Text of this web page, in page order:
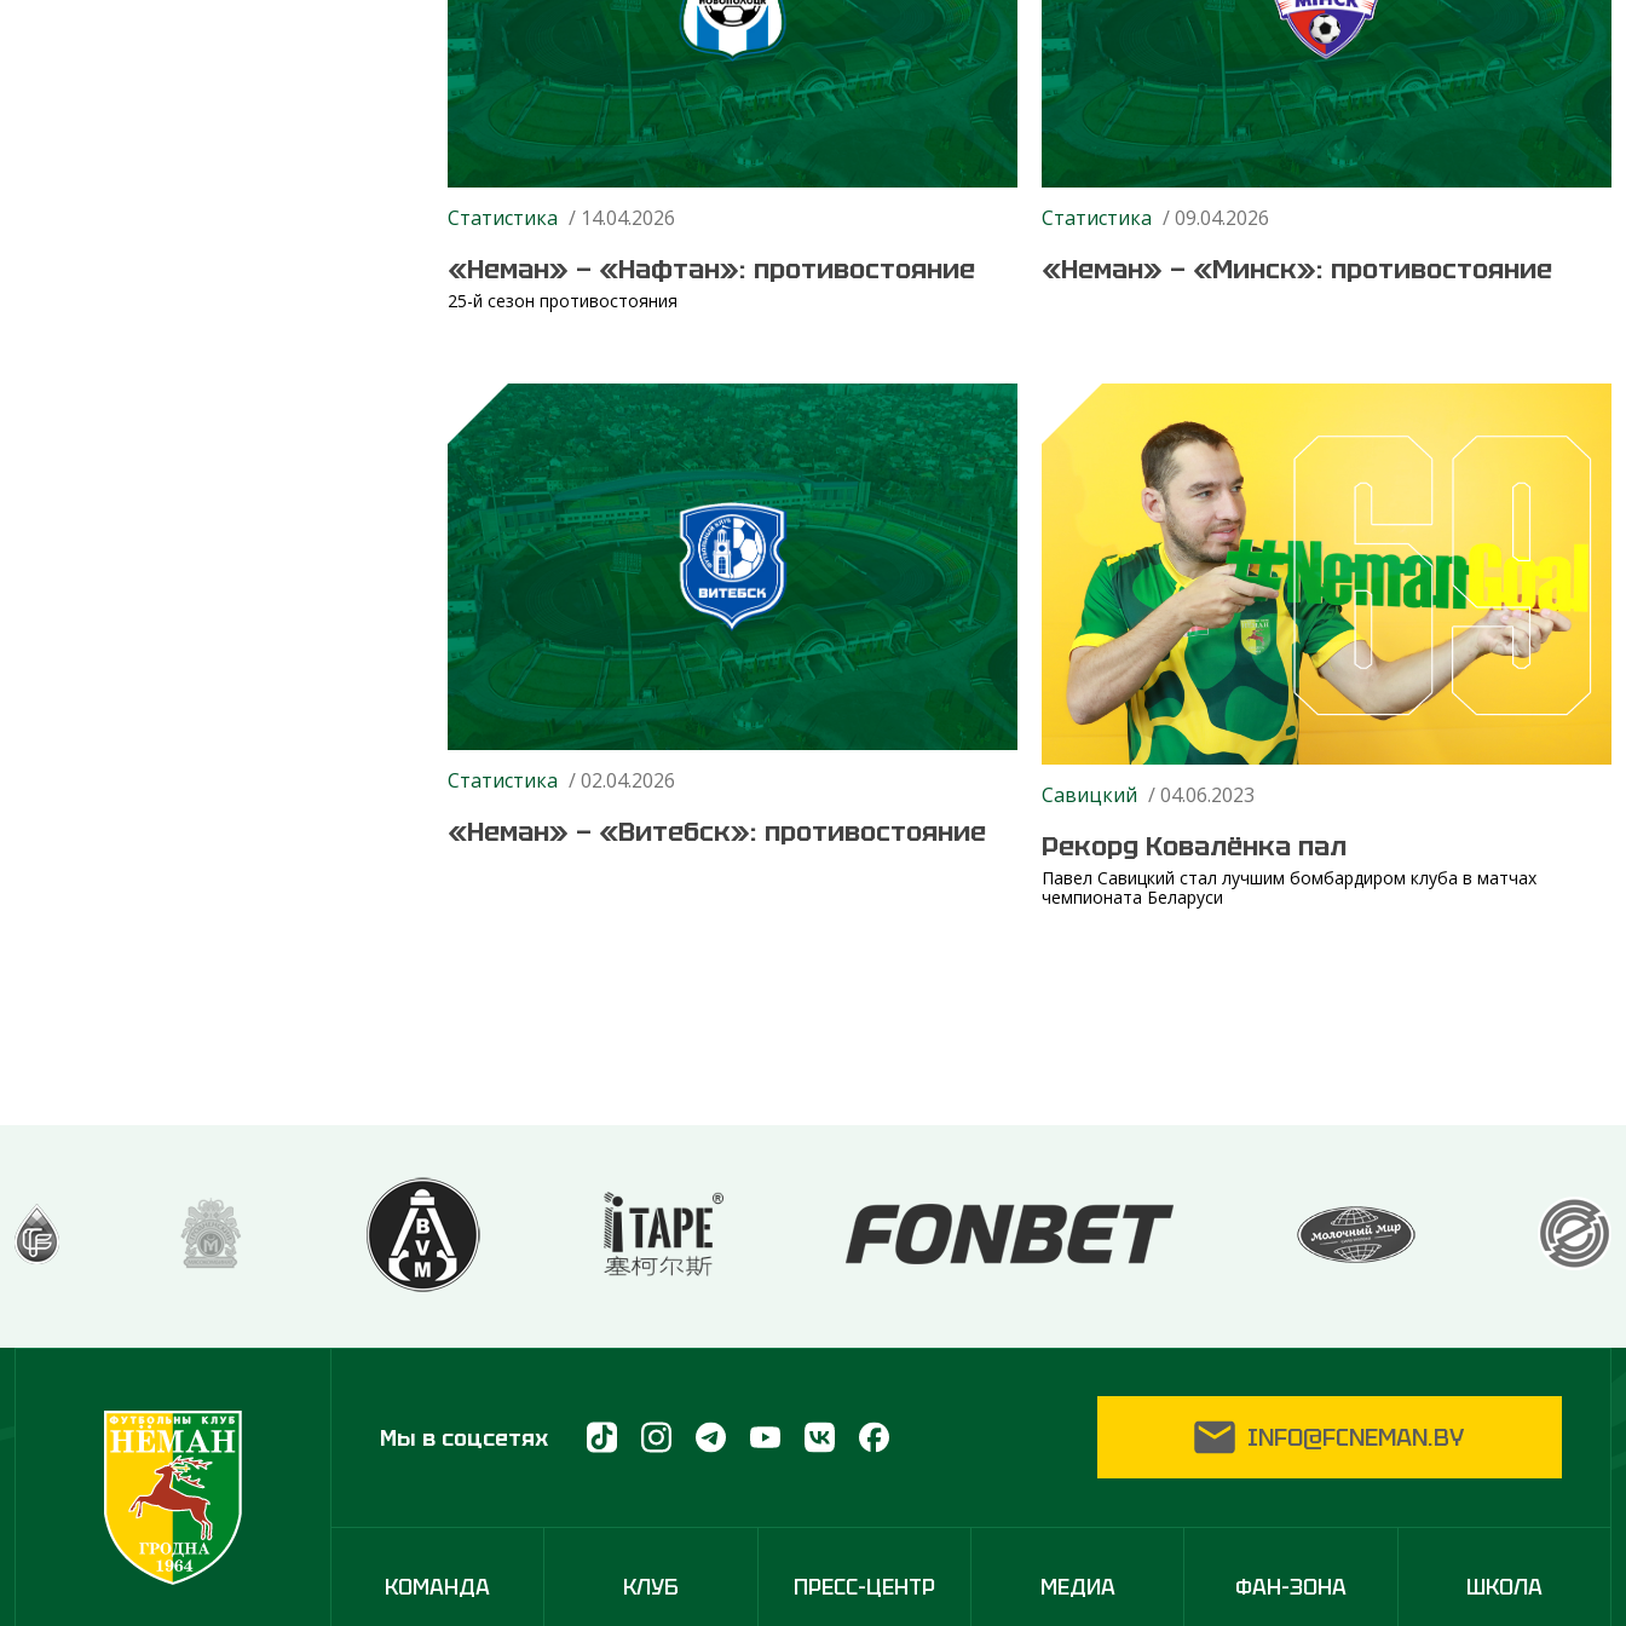
Статистика / 14.04.2026
«Неман» — «Нафтан»: противостояние
25-й сезон противостояния
Статистика / 09.04.2026
«Неман» — «Минск»: противостояние
Статистика / 02.04.2026
«Неман» — «Витебск»: противостояние
Савицкий / 04.06.2023
Рекорд Ковалёнка пал
Павел Савицкий стал лучшим бомбардиром клуба в матчах
чемпионата Беларуси
Мы в соцсетях INFO@FCNEMAN.BY
КОМАНДА КЛУБ ПРЕСС-ЦЕНТР МЕДИА ФАН-ЗОНА ШКОЛА